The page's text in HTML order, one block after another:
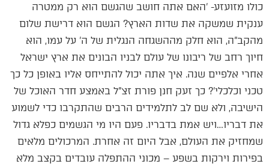
כולו מזועזע- 'האם אתה חושב שהגשם הוא רק ממטרה
ענקית שמשקה את שדות הארץ? הגשם הוא דרישת שלום
מהקב"ה, הוא חלק מההשגחה הנגלית של ה' על עמו, הוא
חיוך רחב של ריבונו של עולם לבניו הבונים את ארץ ישראל
אחרי אלפיים שנה. איך אתה יכול להתייחס אליו באופן כל כך
טכני וכלכלי'? כך זעק חנן פורת זצ"ל באמצע חדר האוכל של
הישיבה, ולא שם לב לתלמידים הרבים שהתקרבו כדי לשמוע
את דבריו…ויש אמת בדבריו. פעם היו מי הגשמים כפלא גדול
שמחזיק את העולם, אבל היום זה אחרת. המרכולים מלאים
בפירות וירקות בשפע – מכוני ההתפלה עובדים בקצב מלא